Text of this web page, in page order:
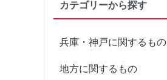
カテゴリーから探す
兵庫・神戸に関するもの
地方に関するもの